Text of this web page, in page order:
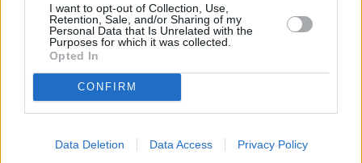
I want to opt-out of Collection, Use,
Retention, Sale, and/or Sharing of my
Personal Data that Is Unrelated with the
Purposes for which it was collected.
Opted In
CONFIRM
Data Deletion Data Access Privacy Policy
Το άρθρο δεν έχει ακόμα βαθμολογηθεί.
Βαθμολογήστε αυτό το άρθρο:
★★★★
Αγώνες Νικη Μπακογιάννη
Filothei Women Gala: Σούπερ